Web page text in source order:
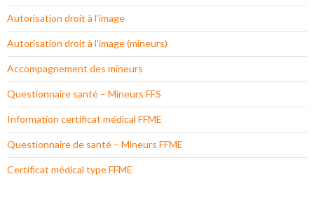
Autorisation droit à l’image
Autorisation droit à l’image (mineurs)
Accompagnement des mineurs
Questionnaire santé – Mineurs FFS
Information certificat médical FFME
Questionnaire de santé – Mineurs FFME
Certificat médical type FFME